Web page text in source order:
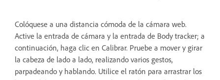
Colóquese a una distancia cómoda de la cámara web.
Active la entrada de cámara y la entrada de Body tracker; a
continuación, haga clic en Calibrar. Pruebe a mover y girar
la cabeza de lado a lado, realizando varios gestos,
parpadeando y hablando. Utilice el ratón para arrastrar los